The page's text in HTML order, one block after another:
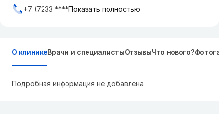
+7 (7233 ****Показать полностью
О клиникеВрачи и специалистыОтзывыЧто нового?
Подробная информация не добавлена